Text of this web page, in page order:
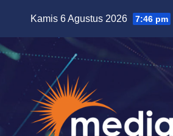
content
Kamis 6 Agustus 2026 7:46 pm